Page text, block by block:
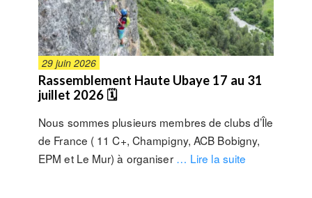
29 juin 2026
Rassemblement Haute Ubaye 17 au 31
juillet 2026 🗓
Nous sommes plusieurs membres de clubs d’Île
de France ( 11 C+, Champigny, ACB Bobigny,
EPM et Le Mur) à organiser… Lire la suite